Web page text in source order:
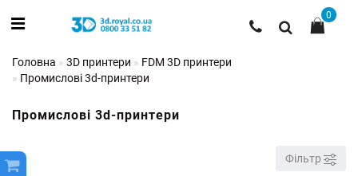
0
Головна 3D принтери
FDM 3D принтери
Промислові 3d-принтери
Промислові 3d-принтери
Фільтр